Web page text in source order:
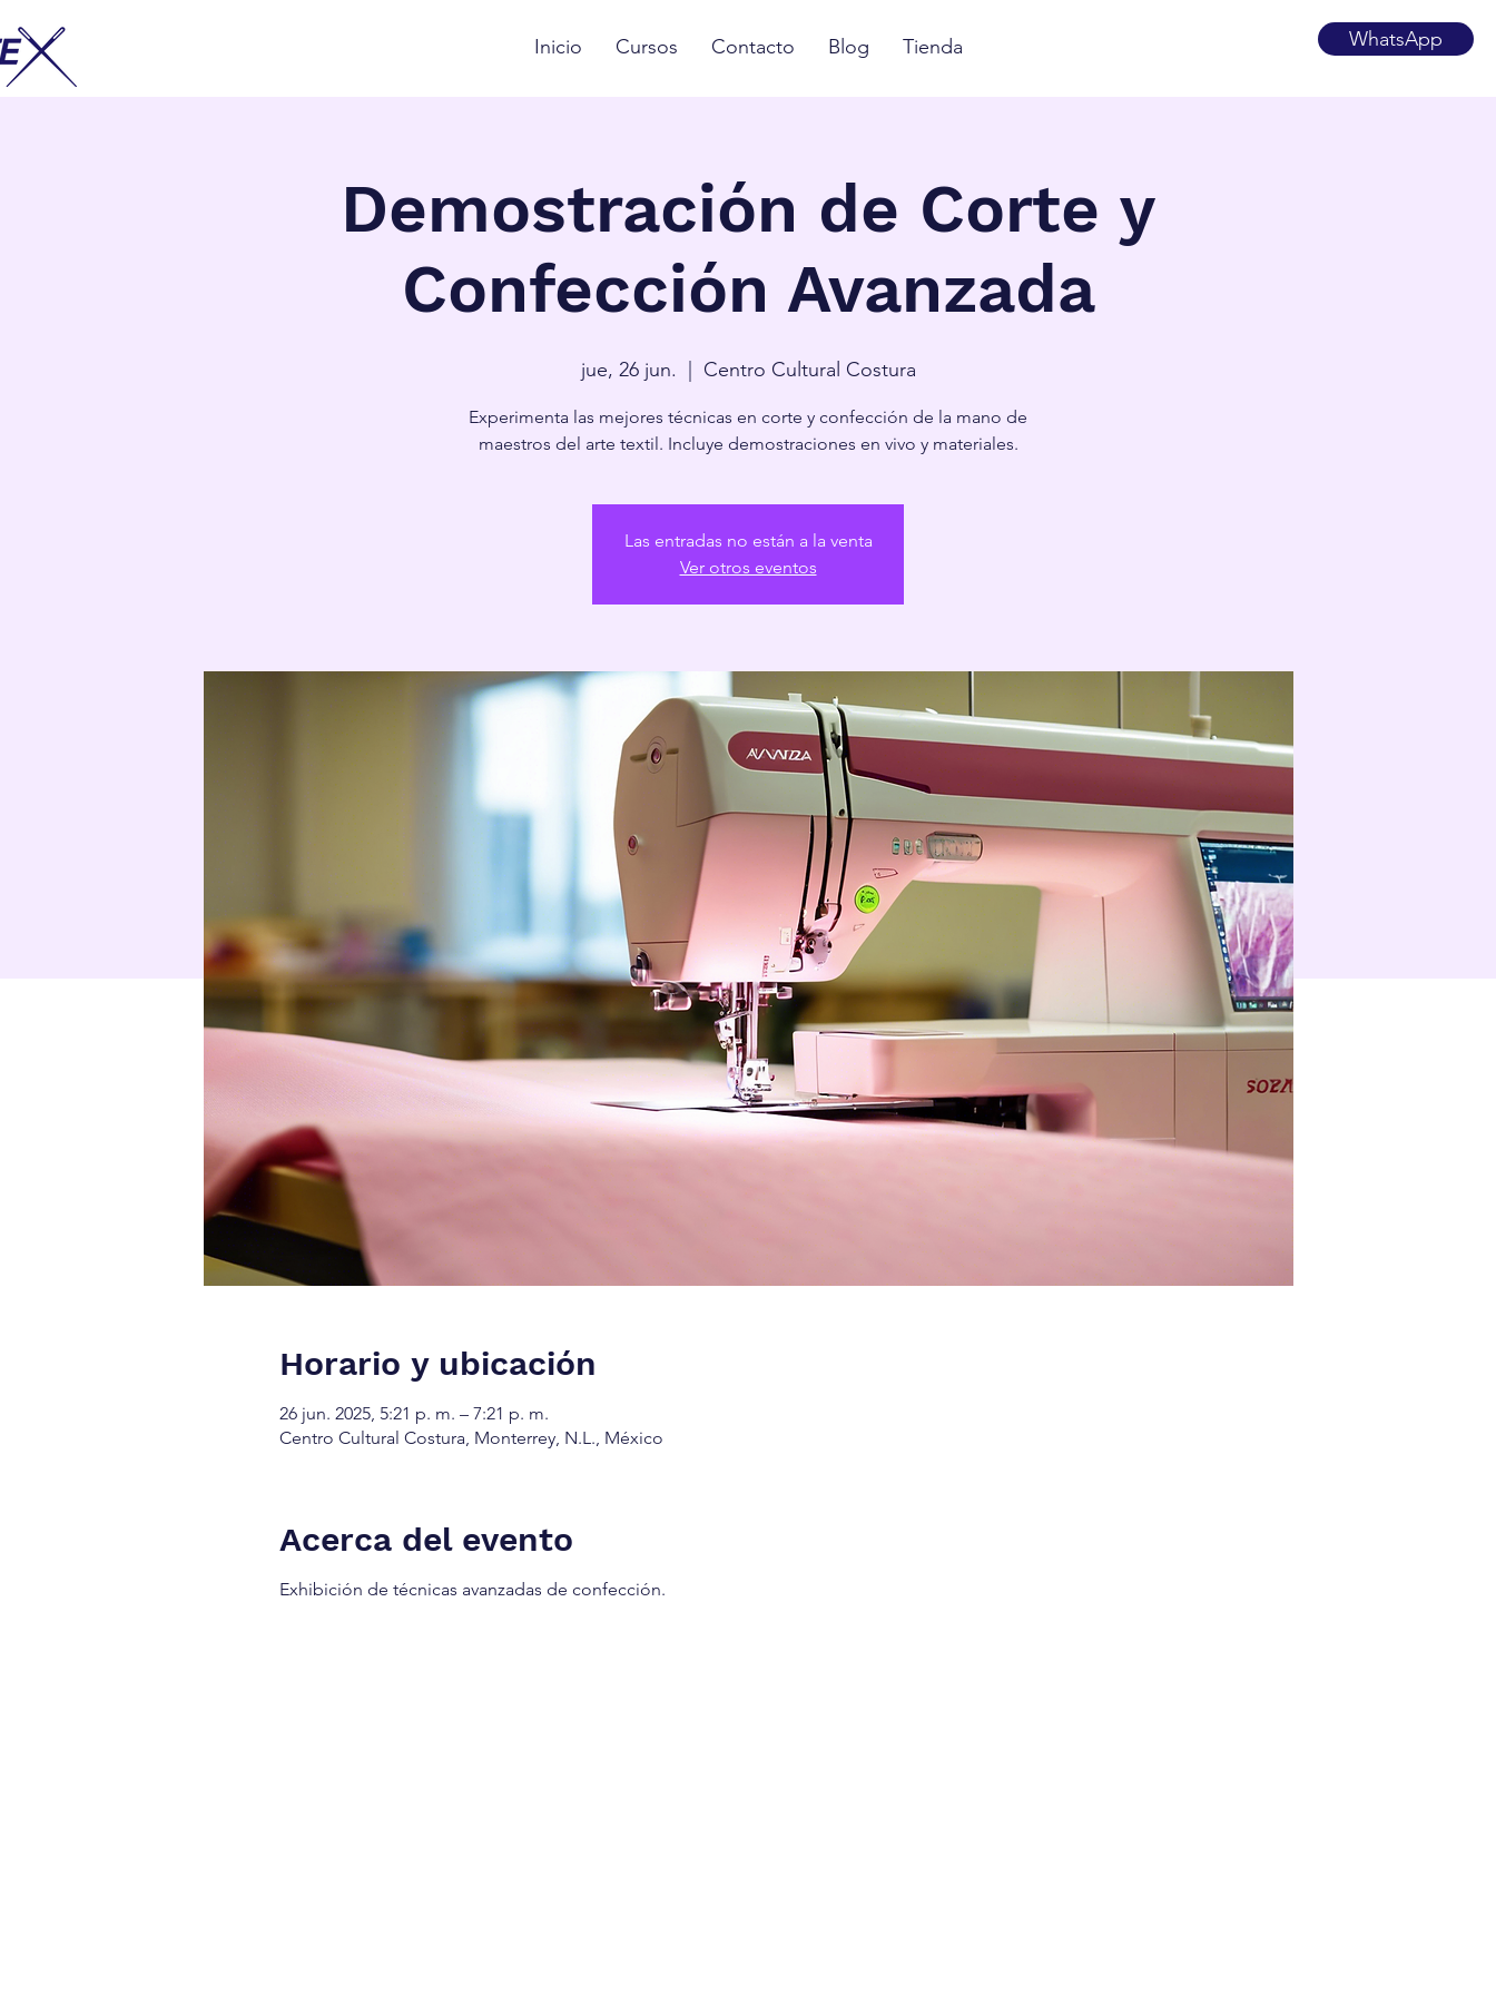
WhatsApp
Inicio Cursos Contacto Blog Tienda
Demostración de Corte y
Confección Avanzada
jue, 26 jun. Centro Cultural Costura
Experimenta las mejores técnicas en corte y confección de la mano de
maestros del arte textil. Incluye demostraciones en vivo y materiales.
Las entradas no están a la venta
Ver otros eventos
Horario y ubicación
26 jun. 2025, 5:21 p. m. – 7:21 p. m.
Centro Cultural Costura, Monterrey, N.L., México
Acerca del evento
Exhibición de técnicas avanzadas de confección.